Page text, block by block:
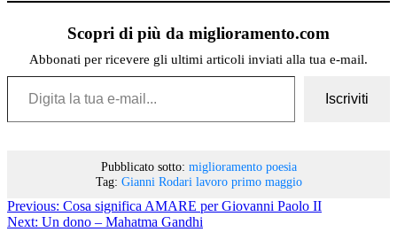
Scopri di più da miglioramento.com
Abbonati per ricevere gli ultimi articoli inviati alla tua e-mail.
Digita la tua e-mail...
Iscriviti
Pubblicato sotto: miglioramento poesia
Tag: Gianni Rodari lavoro primo maggio
Previous: Cosa significa AMARE per Giovanni Paolo II
Next: Un dono – Mahatma Gandhi